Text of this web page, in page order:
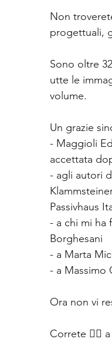
Non
progettuali,
Sono oltre
utte le
volume.
Un grazie
- Maggioli
accettata
- agli autori
Passivhaus
- a chi mi ha
Borghesani
- a Marta
- a Massimo
Ora non vi
Correte 🏃‍♂️